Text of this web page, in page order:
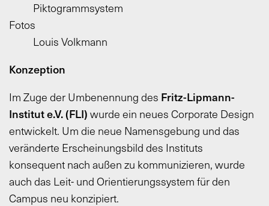
Piktogrammsystem
Fotos
Louis Volkmann
Konzeption
Im Zuge der Umbenennung des Fritz-Lipmann-
Institut e.V. (FLI) wurde ein neues Corporate Design
entwickelt. Um die neue Namensgebung und das
veränderte Erscheinungsbild des Instituts
konsequent nach außen zu kommunizieren, wurde
auch das Leit- und Orientierungssystem für den
Campus neu konzipiert.